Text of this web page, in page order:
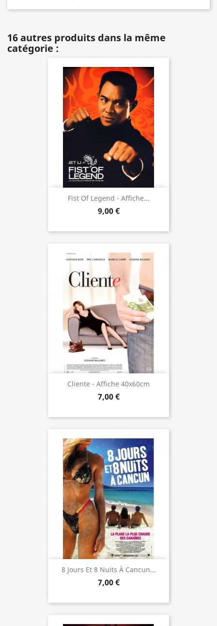
16 autres produits dans la même
catégorie :
Fist Of Legend - Affiche...
9,00 €
Cliente - Affiche 40x60cm
7,00 €
8 Jours Et 8 Nuits À Cancun...
7,00 €